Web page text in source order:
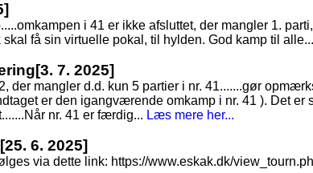
i 41 er ikke afsluttet, der mangler 1.
få sin virtuelle pokal, til hylden. God kamp til
[3. 7. 2025]
der mangler d.d. kun 5 partier i nr. 41.......gør
er den igangværende omkamp i nr. 41 ). Det er
nr. 41 er færdig... Læs mere her...
[25. 6. 2025]
via dette link: https://www.eskak.dk/